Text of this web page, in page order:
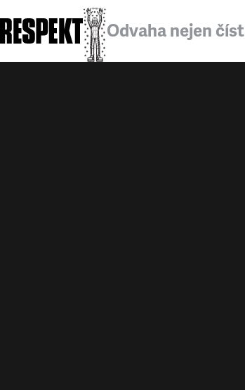
Odvaha nejen číst